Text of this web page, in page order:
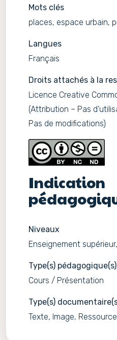
Mots clés
places, espace urbain,
Langues
Français
Droits attachés à la
Licence Creative
(Attribution – Pas
Pas de modifications)
Indication
Niveaux
Enseignement
Type(s) pédagogique(s)
Cours / Présentation
Type(s)
Texte, Image,